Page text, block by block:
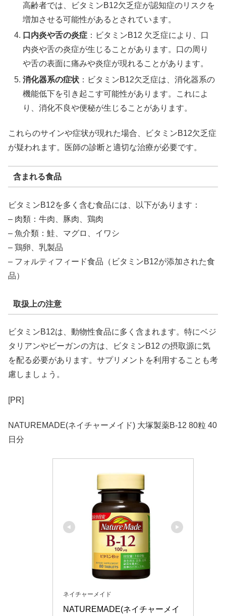
高齢者では、ビタミンB12欠乏症が認知症のリスクを
増加させる可能性があるとされています。
口内炎や舌の炎症 ：ビタミンB12 欠乏症により、口
内炎や舌の炎症が生じることがあります。口の周り
や舌の表面に痛みや炎症が現れることがあります。
消化器系の症状 ：ビタミンB12欠乏症は、消化器系の
機能低下を引き起こす可能性があります。これによ
り、消化不良や便秘が生じることがあります。
これらのサインや症状が現れた場合、ビタミンB12欠乏症
が疑われます。医師の診断と適切な治療が必要です。
含まれる食品
ビタミンB12を多く含む食品には、以下があります：
– 肉類：牛肉、豚肉、鶏肉
– 魚介類：鮭、マグロ、イワシ
– 鶏卵、乳製品
– フォルティフィード食品（ビタミンB12が添加された食
品）
取扱上の注意
ビタミンB12は、動物性食品に多く含まれます。特にベジ
タリアンやビーガンの方は、ビタミンB12 の摂取源に気
を配る必要があります。サプリメントを利用することも考
慮しましょう。
[PR]
NATUREMADE(ネイチャーメイド) 大塚製薬B-12 80粒 40
日分
ネイチャーメイド
NATUREMADE(ネイチャーメイ